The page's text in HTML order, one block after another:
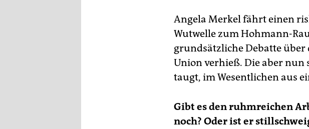
Angela Merkel fährt einen
Wutwelle zum Hohmann-
grundsätzliche Debatte über
Union verhieß. Die aber nun
taugt, im Wesentlichen aus
Gibt es den ruhmreichen
noch? Oder ist er